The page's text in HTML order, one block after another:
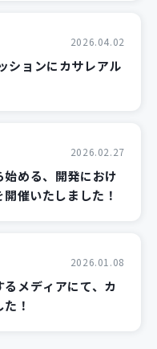
2026.04.02
ションにカサレアル
2026.02.27
始める、開発におけ
催いたしました！
2026.01.08
メディアにて、カ
！